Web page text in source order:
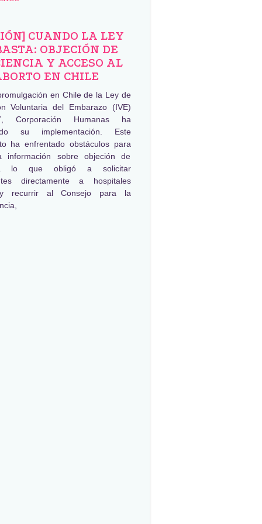
CUANDO LA LEY
OBJECIÓN DE
Y ACCESO AL
EN CHILE
en Chile de la Ley de
Voluntaria del Embarazo (IVE)
Corporación Humanas ha
su implementación. Este
ha enfrentado obstáculos para
información sobre objeción de
lo que obligó a solicitar
directamente a hospitales
recurrir al Consejo para la